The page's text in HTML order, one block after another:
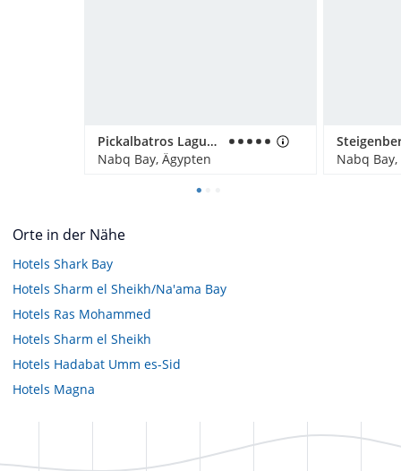
Pickalbatros Laguna Vista Hotel
Nabq Bay, Ägypten
Nabq
Orte in der Nähe
Hotels Shark Bay
Hotels Sharm el Sheikh/Na'ama Bay
Hotels Ras Mohammed
Hotels Sharm el Sheikh
Hotels Hadabat Umm es-Sid
Hotels Magna